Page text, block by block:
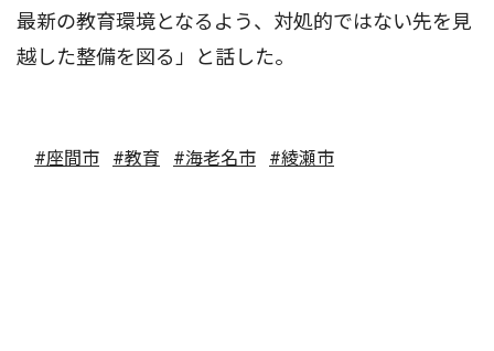
最新の教育環境となるよう、対処的ではない先を見
越した整備を図る」と話した。
#座間市 #教育 #海老名市 #綾瀬市